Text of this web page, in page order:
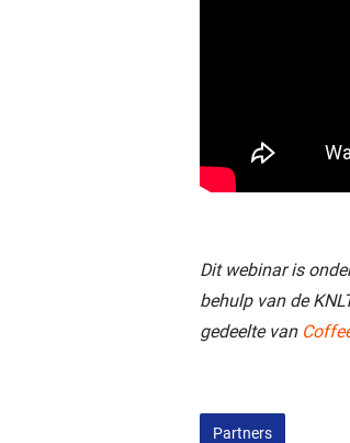
Dit webinar is
behulp van de
gedeelte van
Partners